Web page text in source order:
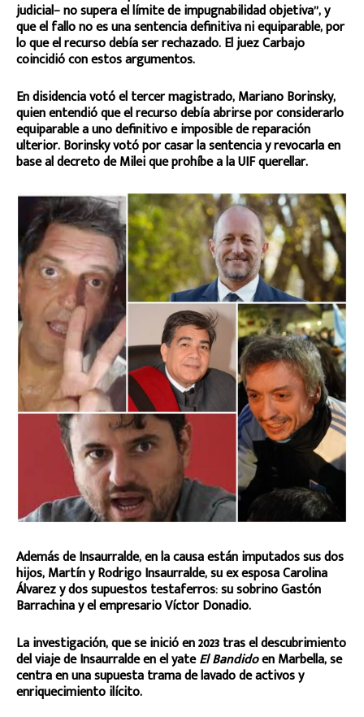
judicial− no supera el límite de impugnabilidad objetiva”, y
que el fallo no es una sentencia definitiva ni equiparable, por
lo que el recurso debía ser rechazado. El juez Carbajo
coincidió con estos argumentos.
En disidencia votó el tercer magistrado, Mariano Borinsky,
quien entendió que el recurso debía abrirse por considerarlo
equiparable a uno definitivo e imposible de reparación
ulterior. Borinsky votó por casar la sentencia y revocarla en
base al decreto de Milei que prohíbe a la UIF querellar.
Además de Insaurralde, en la causa están imputados sus dos
hijos, Martín y Rodrigo Insaurralde, su ex esposa Carolina
Álvarez y dos supuestos testaferros: su sobrino Gastón
Barrachina y el empresario Víctor Donadio.
La investigación, que se inició en 2023 tras el descubrimiento
del viaje de Insaurralde en el yateEl Bandidoen Marbella, se
centra en una supuesta trama de lavado de activos y
enriquecimiento ilícito.